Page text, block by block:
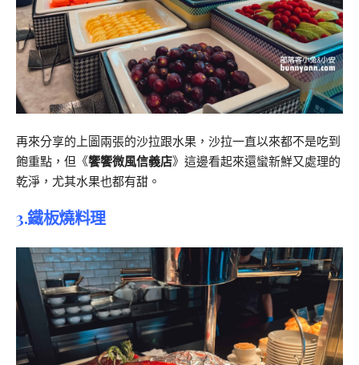
再來分享的上圖兩張的沙拉跟水果，沙拉一直以來都不是吃到
飽重點，但《饗饗微風信義店》這邊看起來還蠻新鮮又處理的
乾淨，尤其水果也都有甜。
3.鐵板燒料理